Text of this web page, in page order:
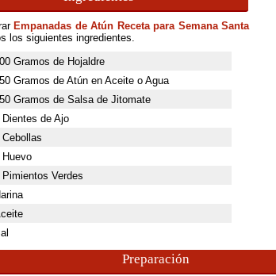
Empanadas de Atún Receta para Semana Santa
los siguientes ingredientes.
Gramos de Hojaldre
Gramos de Atún en Aceite o Agua
Gramos de Salsa de Jitomate
Dientes de Ajo
Cebollas
Huevo
Pimientos Verdes
Preparación